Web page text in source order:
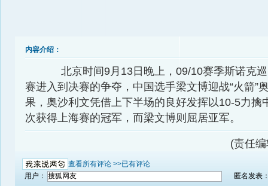
内容介绍：
北京时间9月13日晚上，09/10赛季斯诺克巡
赛进入到决赛的争夺，中国选手梁文博迎战“火箭”
果，奥沙利文凭借上下半场的良好发挥以10-5力擒
次获得上海赛的冠军，而梁文博则屈居亚军。
(责任
查看所有评论 >>已有评论
用户：
匿名发表